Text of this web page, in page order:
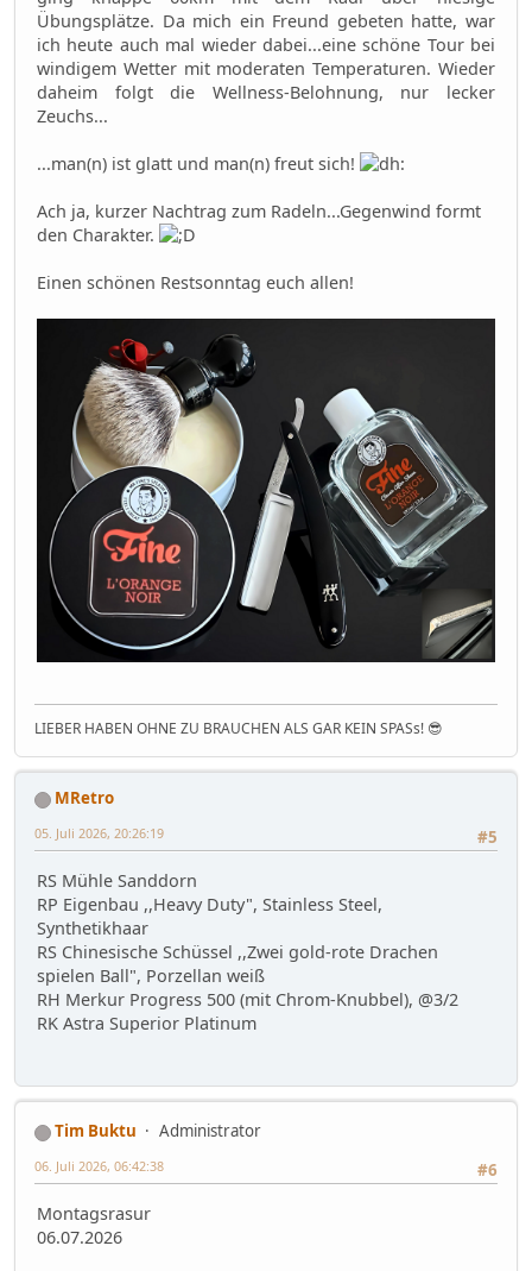
Übungsplätze. Da mich ein Freund gebeten hatte, war
ich heute auch mal wieder dabei...eine schöne Tour bei
windigem Wetter mit moderaten Temperaturen. Wieder
daheim folgt die Wellness-Belohnung, nur lecker
Zeuchs...
...man(n) ist glatt und man(n) freut sich!
Ach ja, kurzer Nachtrag zum Radeln...Gegenwind formt
den Charakter.
Einen schönen Restsonntag euch allen!
LIEBER HABEN OHNE ZU BRAUCHEN ALS GAR KEIN SPASs! 😎
MRetro
#5
05. Juli 2026, 20:26:19
RS Mühle Sanddorn
RP Eigenbau ,,Heavy Duty", Stainless Steel,
Synthetikhaar
RS Chinesische Schüssel ,,Zwei gold-rote Drachen
spielen Ball", Porzellan weiß
RH Merkur Progress 500 (mit Chrom-Knubbel), @3/2
RK Astra Superior Platinum
Tim Buktu
Administrator
#6
06. Juli 2026, 06:42:38
Montagsrasur
06.07.2026